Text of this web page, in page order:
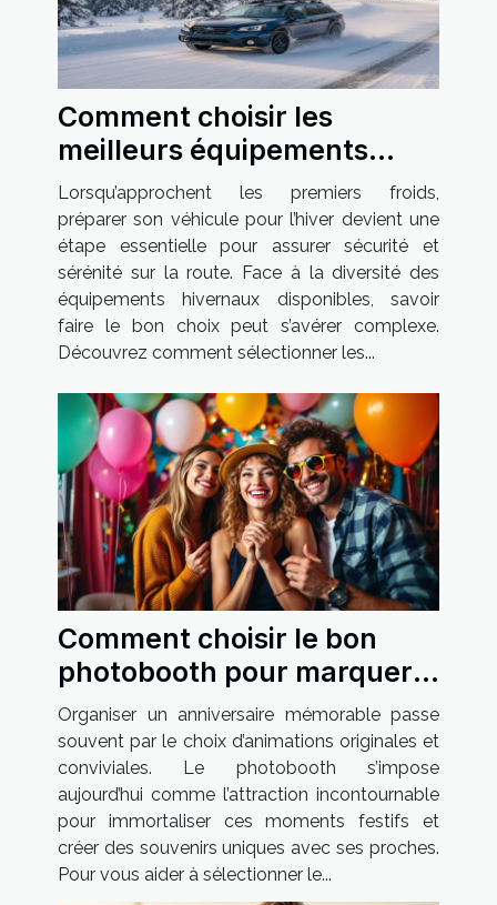
Comment choisir les
meilleurs équipements
hivernaux pour votre
véhicule ?
Lorsqu’approchent les premiers froids,
préparer son véhicule pour l’hiver devient une
étape essentielle pour assurer sécurité et
sérénité sur la route. Face à la diversité des
équipements hivernaux disponibles, savoir
faire le bon choix peut s’avérer complexe.
Découvrez comment sélectionner les...
Comment choisir le bon
photobooth pour marquer
son anniversaire ?
Organiser un anniversaire mémorable passe
souvent par le choix d’animations originales et
conviviales. Le photobooth s’impose
aujourd’hui comme l’attraction incontournable
pour immortaliser ces moments festifs et
créer des souvenirs uniques avec ses proches.
Pour vous aider à sélectionner le...